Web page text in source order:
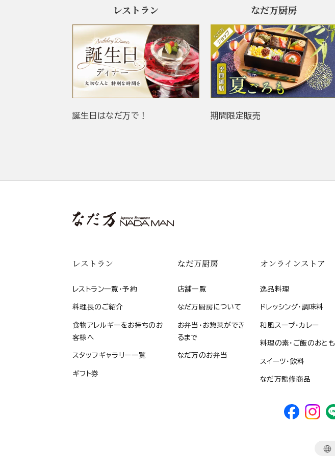
レストラン
誕生日はなだ万で！
なだ万厨房
期間限定販売
レストラン
レストラン一覧・予約
料理長のご紹介
食物アレルギーをお持ちのお
客様へ
スタッフギャラリー一覧
ギフト券
なだ万厨房
店舗一覧
なだ万厨房について
お弁当・お惣菜ができ
るまで
なだ万のお弁当
オンラインストア
逸品料理
ドレッシング・調味料
和風スープ・カレー
料理の素・ご飯のおとも
スイーツ・飲料
なだ万監修商品
言